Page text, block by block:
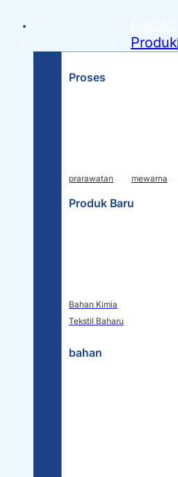
Produk
Proses
prarawatan mewarna
Produk Baru
Bahan Kimia
Tekstil Baharu
bahan